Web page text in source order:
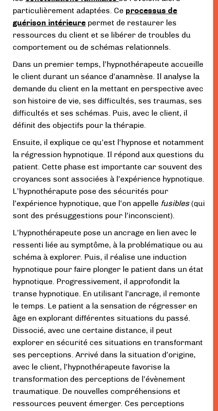
particulièrement adaptées. Ce processus de
guérison intérieure permet de restaurer les
ressources du client et se libérer de troubles du
comportement ou de schémas relationnels.
Dans un premier temps, l’hypnothérapeute accueille
le client durant un séance d’anamnèse. Il analyse la
demande du client en la mettant en perspective avec
son histoire de vie, ses difficultés, ses traumas, ses
difficultés et ses schémas. Puis, avec le client, il
définit des objectifs pour la thérapie.
Ensuite, il explique ce qu’est l’hypnose et notamment
la régression hypnotique. Il répond aux questions du
patient. Cette phase est importante car souvent des
croyances sont associées à l’expérience hypnotique.
L’hypnothérapute pose des sécurités pour
l’expérience hypnotique, que l’on appelle fusibles(qui
sont des présuggestions pour l’inconscient).
L’hypnothérapeute pose un ancrage en lien avec le
ressenti liée au symptôme, à la problématique ou au
schéma à explorer. Puis, il réalise une induction
hypnotique pour faire plonger le patient dans un état
hypnotique. Progressivement, il approfondit la
transe hypnotique. En utilisant l’ancrage, il remonte
le temps. Le patient a la sensation de régresser en
âge en explorant différentes situations du passé.
Dissocié, avec une certaine distance, il peut
explorer en sécurité ces situations en transformant
ses perceptions. Arrivé dans la situation d’origine,
avec le client, l’hypnothérapeute favorise la
transformation des perceptions de l’évènement
traumatique. De nouvelles compréhensions et
ressources peuvent émerger. Ces perceptions